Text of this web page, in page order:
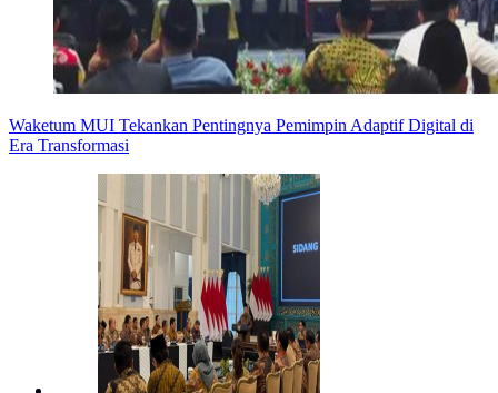
Waketum MUI Tekankan Pentingnya Pemimpin Adaptif Digital di
Era Transformasi